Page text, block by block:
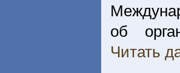
об
Читать